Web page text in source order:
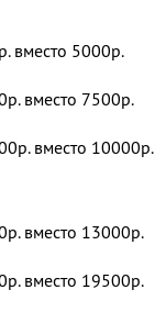
вместо 5000р.
вместо 7500р.
вместо 10000р.
вместо 13000р.
вместо 19500р.